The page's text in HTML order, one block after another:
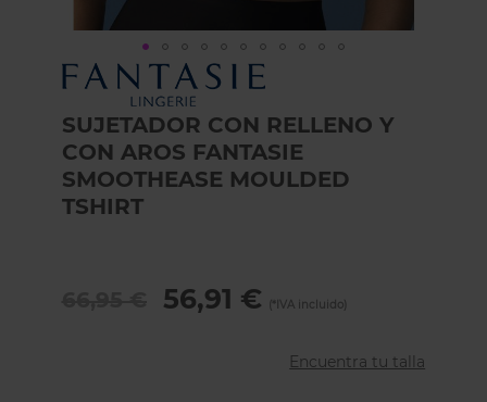
SUJETADOR CON RELLENO Y
CON AROS FANTASIE
SMOOTHEASE MOULDED
TSHIRT
56,91 €
Encuentra tu talla
beginning
images